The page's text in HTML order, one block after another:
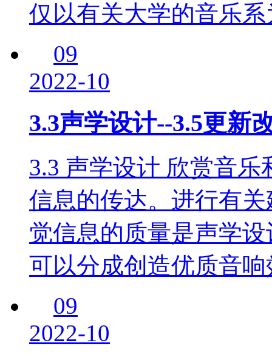
仅以有关大学的音乐系
09
2022-10
3.3声学设计--3.5更新
3.3 声学设计 欣赏音
信息的传达。进行有
觉信息的质量是声学
可以分成创造优质音响
09
2022-10